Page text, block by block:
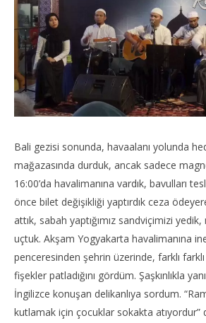
Bali gezisi sonunda, havaalanı yolunda
mağazasında durduk, ancak sadece
16:00’da havalimanına vardık, bavulları
önce bilet değişikliği yaptırdık ceza
attık, sabah yaptığımız sandviçimizi
uçtuk. Akşam Yogyakarta havalimanına
penceresinden şehrin üzerinde, farklı
fişekler patladığını gördüm. Şaşkınlıkla
İngilizce konuşan delikanlıya sordum.
kutlamak için çocuklar sokakta atıyordur”